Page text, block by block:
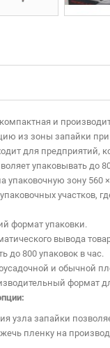
и
из зоны запайки при
для предприятий,
упаковывать
упаковочную зону
участков,
формат упаковки.
вывода
до 800 упаковок в час.
и обычной
формат
узла запайки
пленку на